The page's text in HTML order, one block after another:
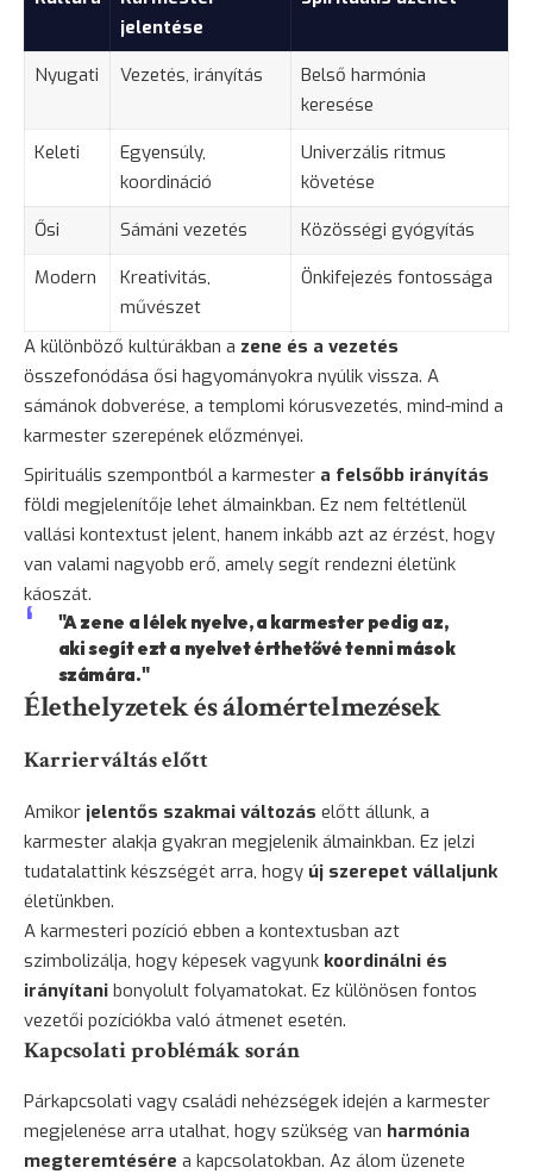
jelentése
Nyugati Vezetés, irányítás
Belső harmónia
keresése
Keleti
Egyensúly,
koordináció
Univerzális ritmus
követése
Ősi
Sámáni vezetés
Közösségi gyógyítás
Modern
Kreativitás,
művészet
Önkifejezés fontossága
A különböző kultúrákban a zene és a vezetés
összefonódása ősi hagyományokra nyúlik vissza. A
sámánok dobverése, a templomi kórusvezetés, mind-mind a
karmester szerepének előzményei.
Spirituális szempontból a karmester a felsőbb irányítás
földi megjelenítője lehet álmainkban. Ez nem feltétlenül
vallási kontextust jelent, hanem inkább azt az érzést, hogy
van valami nagyobb erő, amely segít rendezni életünk
káoszát.
"A zene a lélek nyelve, a karmester pedig az,
aki segít ezt a nyelvet érthetővé tenni mások
számára."
Élethelyzetek és álomértelmezések
Karrierváltás előtt
Amikor jelentős szakmai változás előtt állunk, a
karmester alakja gyakran megjelenik álmainkban. Ez jelzi
tudatalattink készségét arra, hogy új szerepet vállaljunk
életünkben.
A karmesteri pozíció ebben a kontextusban azt
szimbolizálja, hogy képesek vagyunk koordinálni és
irányítani bonyolult folyamatokat. Ez különösen fontos
vezetői pozíciókba való átmenet esetén.
Kapcsolati problémák során
Párkapcsolati vagy családi nehézségek idején a karmester
megjelenése arra utalhat, hogy szükség van harmónia
megteremtésére a kapcsolatokban. Az álom üzenete